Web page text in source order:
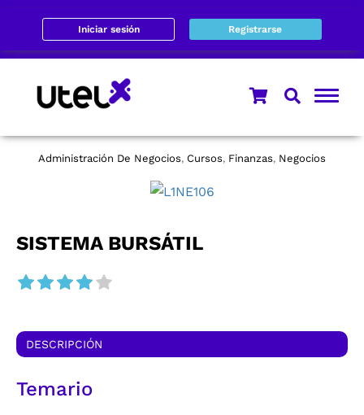
Iniciar sesión Registrarse
Administración De Negocios, Cursos, Finanzas, Negocios
SISTEMA BURSÁTIL
DESCRIPCIÓN
Temario